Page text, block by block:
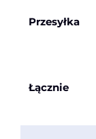
Przesyłka
Łącznie